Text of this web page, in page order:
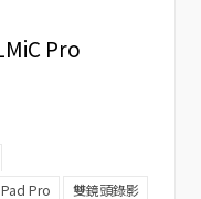
Pro
Pro 雙鏡頭錄影